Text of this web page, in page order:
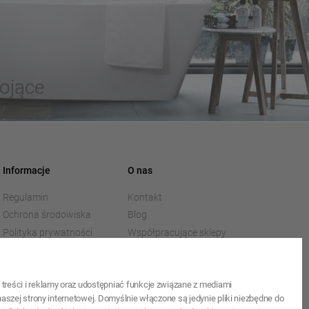
Informacje
Regulamin
Ochrona środowiska
Polityka prywatności
O nas
Kontakt
Blog
Współpracujące sklepy
i reklamy oraz udostępniać funkcje związane z mediami
strony internetowej. Domyślnie włączone są jedynie pliki niezbędne do